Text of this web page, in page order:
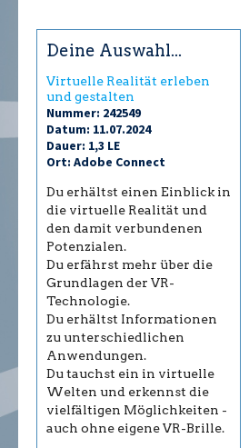
Deine Auswahl...
Virtuelle Realität erleben
und gestalten
Nummer: 242549
Datum: 11.07.2024
Dauer: 1,3 LE
Ort: Adobe Connect
Du erhältst einen Einblick in
die virtuelle Realität und
den damit verbundenen
Potenzialen.
Du erfährst mehr über die
Grundlagen der VR-
Technologie.
Du erhältst Informationen
zu unterschiedlichen
Anwendungen.
Du tauchst ein in virtuelle
Welten und erkennst die
vielfältigen Möglichkeiten -
auch ohne eigene VR-Brille.